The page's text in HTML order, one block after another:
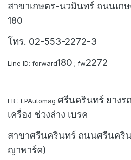
สาขาเกษตร-นวมินทร์ ถนนเก
180
โทร. 02-553-2272-3
Line ID: forward180 ; fw2272
FB : LPAutomag ศรีนครินทร์ ยาง
เครื่อง ช่วงล่าง เบรค
สาขาศรีนครินทร์ ถนนศรีนคริ
ญาพาร์ค)